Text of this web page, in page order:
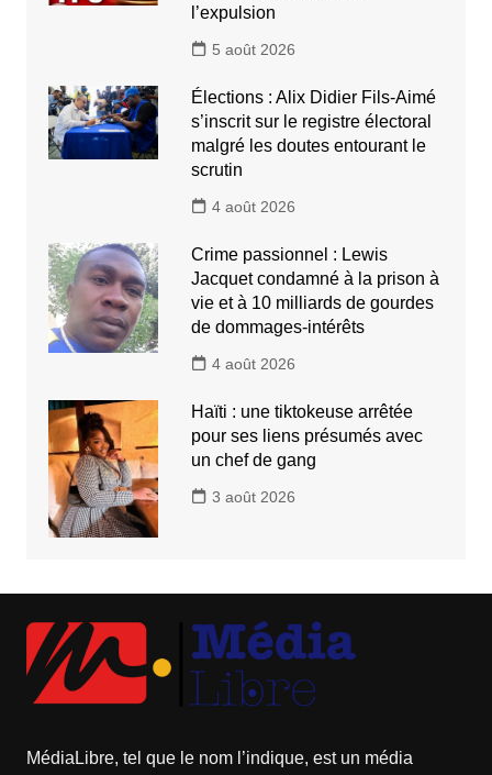
l’expulsion
5 août 2026
Élections : Alix Didier Fils-Aimé
s’inscrit sur le registre électoral
malgré les doutes entourant le
scrutin
4 août 2026
Crime passionnel : Lewis
Jacquet condamné à la prison à
vie et à 10 milliards de gourdes
de dommages-intérêts
4 août 2026
Haïti : une tiktokeuse arrêtée
pour ses liens présumés avec
un chef de gang
3 août 2026
MédiaLibre, tel que le nom l’indique, est un média